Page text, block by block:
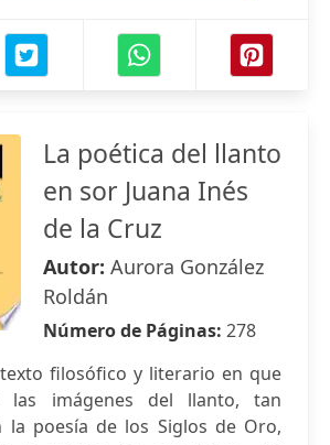
La poética del llanto
en sor Juana Inés
de la Cruz
Autor: Aurora González
Roldán
Número de Páginas: 278
filosófico y literario en que
las imágenes del llanto, tan
la poesía de los Siglos de Oro,